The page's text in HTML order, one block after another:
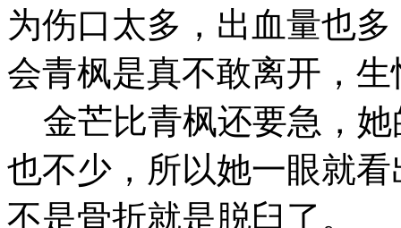
为伤口太多，出血量也
会青枫是真不敢离开，
金芒比青枫还要急，她
也不少，所以她一眼就
不是骨折就是脱臼了。